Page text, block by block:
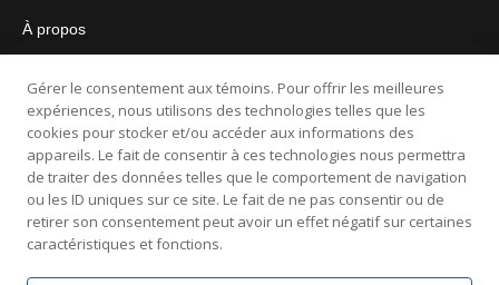
À propos
Blogue
Contact
Gérer le consentement aux témoins. Pour offrir les meilleures
expériences, nous utilisons des technologies telles que les
cookies pour stocker et/ou accéder aux informations des
appareils. Le fait de consentir à ces technologies nous permettra
de traiter des données telles que le comportement de navigation
ou les ID uniques sur ce site. Le fait de ne pas consentir ou de
retirer son consentement peut avoir un effet négatif sur certaines
caractéristiques et fonctions.